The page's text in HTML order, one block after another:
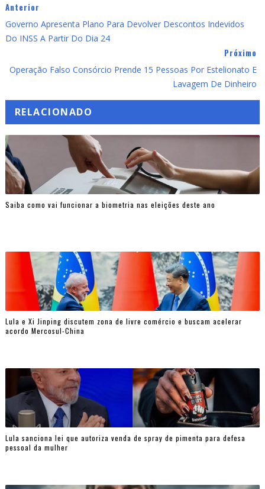
Anterior
Governo Apresenta Plano Para Devolver Descontos Indevidos
Do INSS A Partir Do Dia 24
Próximo
Operação Falso Consórcio Prende 15 Pessoas Por Estelionato E
Lavagem De Dinheiro
RELACIONADO
Saiba como vai funcionar a biometria nas eleições deste ano
Lula e Xi Jinping discutem zona de livre comércio e buscam acelerar
acordo Mercosul-China
Lula sanciona lei que autoriza venda de spray de pimenta para defesa
pessoal da mulher